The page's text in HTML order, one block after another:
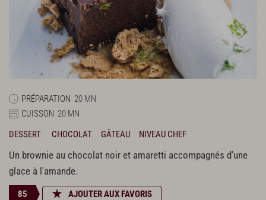
PRÉPARATION 20 MN
CUISSON 20 MN
DESSERT
CHOCOLAT GÂTEAU NIVEAU CHEF
Un brownie au chocolat noir et amaretti accompagnés d'une
glace à l'amande.
85 AJOUTER AUX FAVORIS